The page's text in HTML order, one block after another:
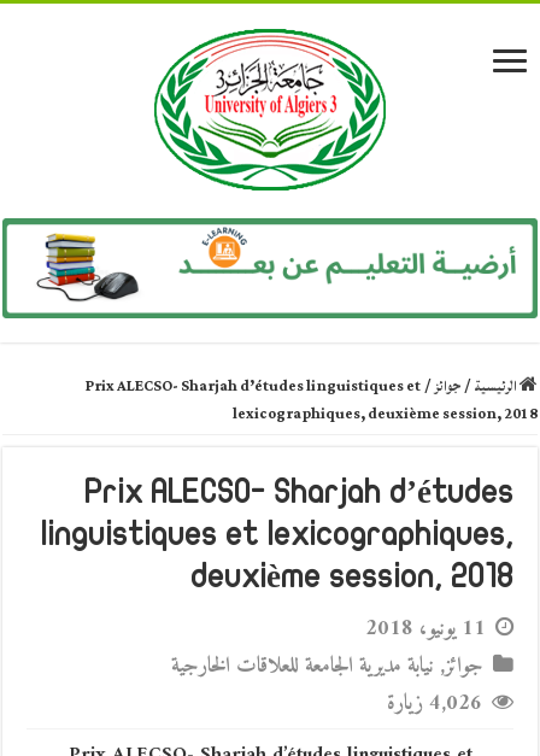
الرئيسية/جوائز/
Prix ALECSO- Sharjah d’études linguistiques et
lexicographiques, deuxième session, 2018
Prix ALECSO- Sharjah d’études
linguistiques et lexicographiques,
deuxième session, 2018
11 يونيو، 2018
جوائز, نيابة مديرية الجامعة للعلاقات الخارجية
4,026 زيارة